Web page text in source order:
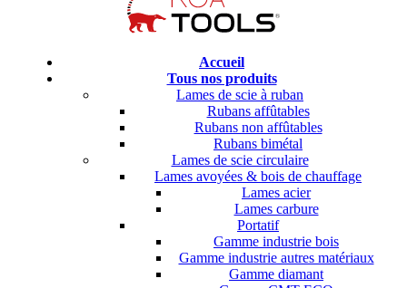
Accueil
Tous nos produits
Lames de scie à ruban
Rubans affûtables
Rubans non affûtables
Rubans bimétal
Lames de scie circulaire
Lames avoyées & bois de chauffage
Lames acier
Lames carbure
Portatif
Gamme industrie bois
Gamme industrie autres matériaux
Gamme diamant